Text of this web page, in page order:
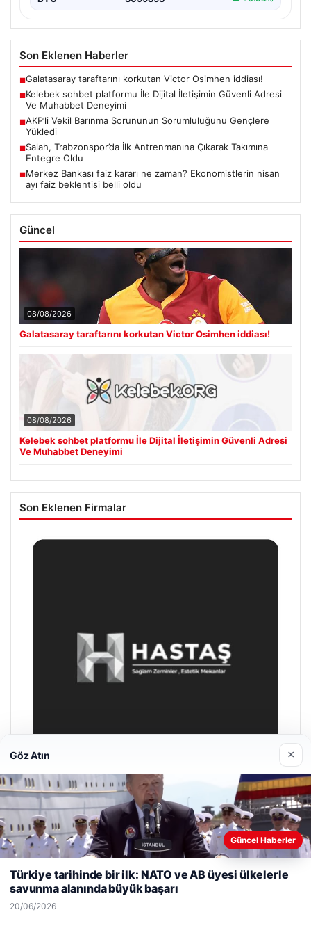
Son Eklenen Haberler
■Galatasaray taraftarını korkutan Victor Osimhen iddiası!
■Kelebek sohbet platformu İle Dijital İletişimin Güvenli Adresi
Ve Muhabbet Deneyimi
■AKP’li Vekil Barınma Sorununun Sorumluluğunu Gençlere
Yükledi
■Salah, Trabzonspor’da İlk Antrenmanına Çıkarak Takımına
Entegre Oldu
■Merkez Bankası faiz kararı ne zaman? Ekonomistlerin nisan
ayı faiz beklentisi belli oldu
Güncel
08/08/2026
Galatasaray taraftarını korkutan Victor Osimhen iddiası!
08/08/2026
Kelebek sohbet platformu İle Dijital İletişimin Güvenli Adresi
Ve Muhabbet Deneyimi
Son Eklenen Firmalar
Enes Kaplan Avukatlık Bürosu
28/04/2026
Web sitemizi nasıl kullandığınızı daha iyi anlayabilmek,
kullanıyoruz.Çerez Politikamız
Kabul Et
Göz Atın ×
Güncel Haberler
Türkiye tarihinde bir ilk: NATO ve AB üyesi ülkelerle
savunma alanında büyük başarı
20/06/2026